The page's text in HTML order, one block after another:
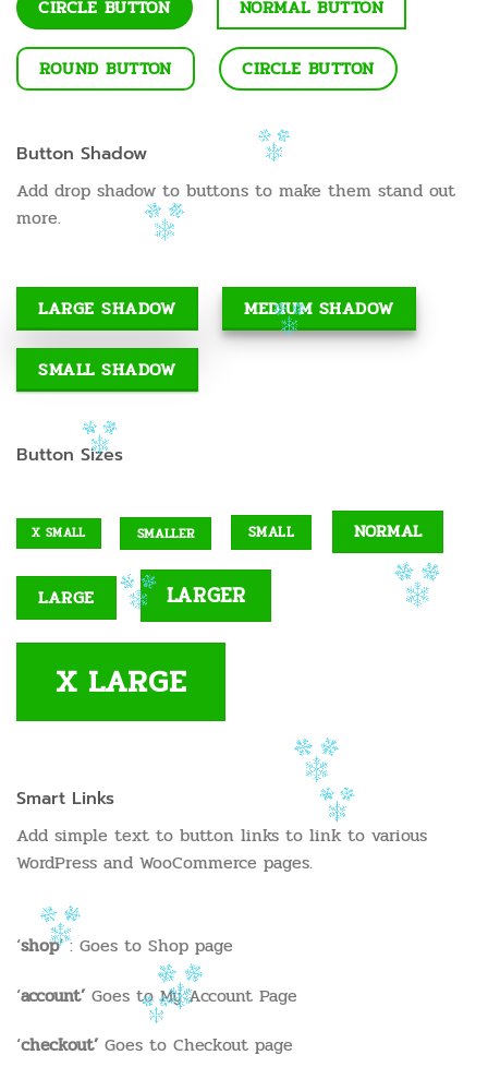
CIRCLE BUTTON NORMAL BUTTON
ROUND BUTTON CIRCLE BUTTON
Button Shadow
Add drop shadow to buttons to make them stand out
more.
LARGE SHADOW MEDIUM SHADOW
SMALL SHADOW
Button Sizes
X SMALL SMALLER SMALL NORMAL
LARGE LARGER
X LARGE
Smart Links
Add simple text to button links to link to various
WordPress and WooCommerce pages.
‘shop‘ : Goes to Shop page
‘account’ Goes to My Account Page
‘checkout’ Goes to Checkout page